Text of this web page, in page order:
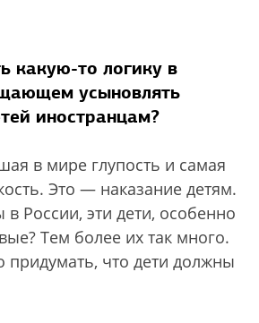
какую-то логику в
усыновлять
иностранцам?
в мире глупость и самая
Это — наказание детям.
России, эти дети, особенно
Тем более их так много.
что дети должны